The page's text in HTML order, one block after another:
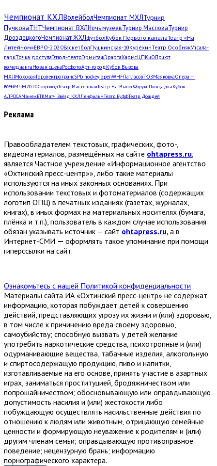
Чемпионат КХЛВолейболЧемпионат МХЛТурнир
ПучковаТНТЧемпионат ВХЛНочь музеевТурнир МасловаТурнир
ДроздецкогоЧемпионат ЖХЛфутболКубок Первого каналаТеатр «На
Литейном»ЕВРО-2020БаскетболПушкинская-10КурёхинТеатр ОсобнякУпсала-
паркТочка доступаЭтюд-театрЭрмитажЭрартаХармсЦПКиОПриют
комедиантаНовая сценаРосфотоАрт-город Кубок Вызова
МХЛМоховаяГорэлектротрансSPb hockey openWHFПатласовТЮЗМаяковкаОпера —
всемМЧМ2020СкороходТеатр МастерскаяТеатр. На ВыносФорум ПлощадкаКубок
АЛРОСАМанежБТКМатч Звёзд КХЛЛенфильмТеатр БуффТеатр Дождей
Реклама
Правообладателем текстовых, графических, фото-,
видеоматериалов, размещённых на сайте ohtapress.ru,
является Частное учреждение «Информационное агентство
«Охтинский пресс-центр»», либо такие материалы
используются на иных законных основаниях. При
использовании текстовых и фотоматериалов (содержащих
логотип ОПЦ) в печатных изданиях (газетах, журналах,
книгах), в иных формах на материальных носителях (бумага,
плёнка и т.п.), пользователь в каждом случае использования
обязан указывать источник — сайт ohtapress.ru, а в
Интернет-СМИ — оформлять такое упоминание при помощи
гиперссылки на сайт.
Ознакомьтесь с нашей Политикой конфиденциальности
Материалы сайта ИА «Охтинский пресс-центр» не содержат
информацию, которая побуждает детей к совершению
действий, представляющих угрозу их жизни и (или) здоровью,
в том числе к причинению вреда своему здоровью,
самоубийству; способную вызвать у детей желание
употребить наркотические средства, психотропные и (или)
одурманивающие вещества, табачные изделия, алкогольную
и спиртосодержащую продукцию, пиво и напитки,
изготавливаемые на его основе, принять участие в азартных
играх, заниматься проституцией, бродяжничеством или
попрошайничеством; обосновывающую или оправдывающую
допустимость насилия и (или) жестокости либо
побуждающую осуществлять насильственные действия по
отношению к людям или животным, отрицающую семейные
ценности и формирующую неуважение к родителям и (или)
другим членам семьи; оправдывающую противоправное
поведение; нецензурную брань; информацию
порнографического характера.